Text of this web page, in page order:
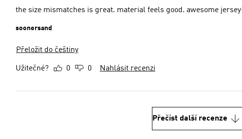
the size mismatches is great. material feels good. awesome
soonersand
Přeložit do češtiny
Užitečné? 0 0 Nahlásit recenzi
Přečíst další recenze